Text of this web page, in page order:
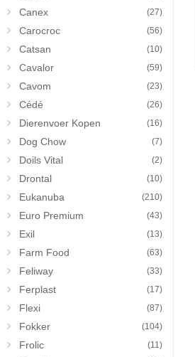
Canex (27)
Carocroc (56)
Catsan (10)
Cavalor (59)
Cavom (23)
Cédé (26)
Dierenvoer Kopen (16)
Dog Chow (7)
Doils Vital (2)
Drontal (10)
Eukanuba (210)
Euro Premium (43)
Exil (13)
Farm Food (63)
Feliway (33)
Ferplast (17)
Flexi (87)
Fokker (104)
Frolic (11)